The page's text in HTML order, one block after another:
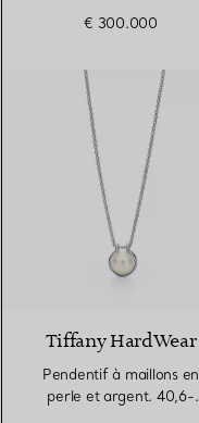
€ 300.000
Tiffany HardWear
Pendentif à maillons en
perle et argent. 40,6-